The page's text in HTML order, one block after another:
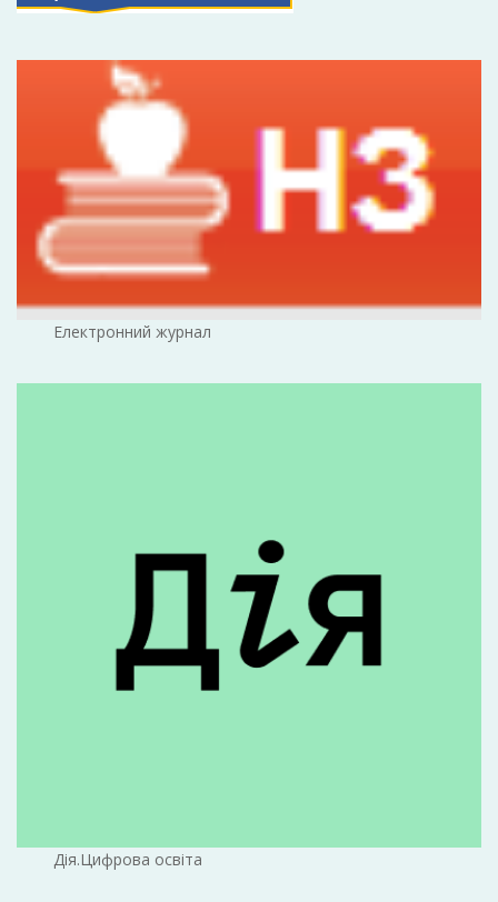
Електронний журнал
Дія.Цифрова освіта